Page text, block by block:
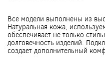
Все модели выполнены из
Натуральная кожа,
обеспечивает не только
долговечность изделий.
создает дополнительный